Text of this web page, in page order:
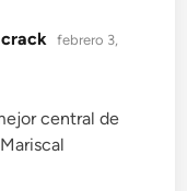
crack dice:
febrero 3,
central de